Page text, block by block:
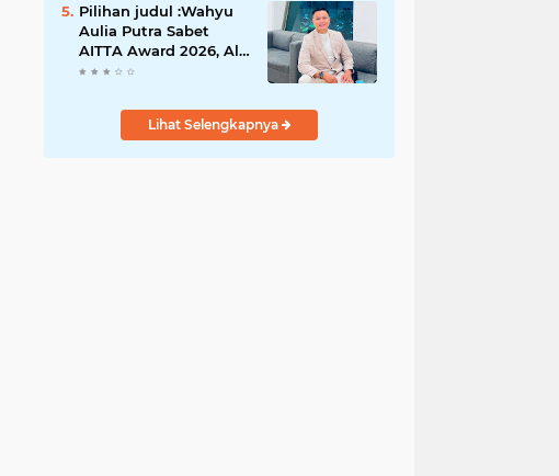
Kapuh Utara Tidak
Diterima
Pilihan judul :Wahyu
Aulia Putra Sabet
AITTA Award 2026, Al
Wally Tour & Travel
Nusantara dan
MancanegaraLihat Selengkapnya